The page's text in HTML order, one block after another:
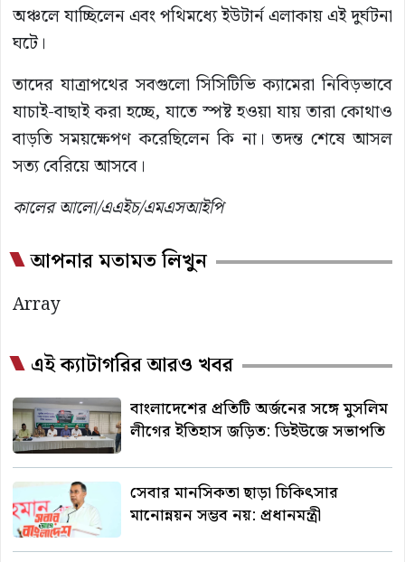
অঞ্চলে যাচ্ছিলেন এবং পথিমধ্যে ইউটার্ন এলাকায় এই দুর্ঘটনা
ঘটে।
তাদের যাত্রাপথের সবগুলো সিসিটিভি ক্যামেরা নিবিড়ভাবে
যাচাই-বাছাই করা হচ্ছে, যাতে স্পষ্ট হওয়া যায় তারা কোথাও
বাড়তি সময়ক্ষেপণ করেছিলেন কি না। তদন্ত শেষে আসল
সত্য বেরিয়ে আসবে।
কালের আলো/এএইচ/এমএসআইপি
আপনার মতামত লিখুন
Array
এই ক্যাটাগরির আরও খবর
বাংলাদেশের প্রতিটি অর্জনের সঙ্গে মুসলিম
লীগের ইতিহাস জড়িত: ডিইউজে সভাপতি
সেবার মানসিকতা ছাড়া চিকিৎসার
মানোন্নয়ন সম্ভব নয়: প্রধানমন্ত্রী